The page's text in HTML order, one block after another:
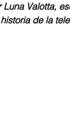
Valotta,
de la